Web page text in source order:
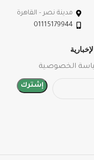
مدينة نصر - القاهرة
01115179944
الخصوصية